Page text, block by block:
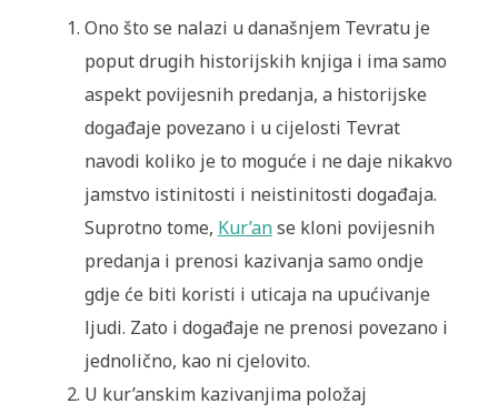
Ono što se nalazi u današnjem Tevratu je
poput drugih historijskih knjiga i ima samo
aspekt povijesnih predanja, a historijske
događaje povezano i u cijelosti Tevrat
navodi koliko je to moguće i ne daje nikakvo
jamstvo istinitosti i neistinitosti događaja.
Suprotno tome, Kur’anse kloni povijesnih
predanja i prenosi kazivanja samo ondje
gdje će biti koristi i uticaja na upućivanje
ljudi. Zato i događaje ne prenosi povezano i
jednolično, kao ni cjelovito.
U kur’anskim kazivanjima položaj